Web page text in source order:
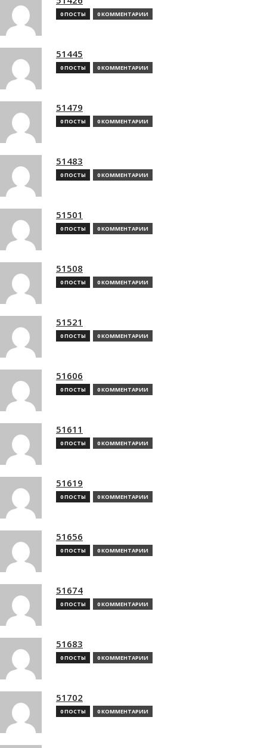
0 ПОСТЫ 0 КОММЕНТАРИИ
51445
0 ПОСТЫ 0 КОММЕНТАРИИ
51479
0 ПОСТЫ 0 КОММЕНТАРИИ
51483
0 ПОСТЫ 0 КОММЕНТАРИИ
51501
0 ПОСТЫ 0 КОММЕНТАРИИ
51508
0 ПОСТЫ 0 КОММЕНТАРИИ
51521
0 ПОСТЫ 0 КОММЕНТАРИИ
51606
0 ПОСТЫ 0 КОММЕНТАРИИ
51611
0 ПОСТЫ 0 КОММЕНТАРИИ
51619
0 ПОСТЫ 0 КОММЕНТАРИИ
51656
0 ПОСТЫ 0 КОММЕНТАРИИ
51674
0 ПОСТЫ 0 КОММЕНТАРИИ
51683
0 ПОСТЫ 0 КОММЕНТАРИИ
51702
0 ПОСТЫ 0 КОММЕНТАРИИ